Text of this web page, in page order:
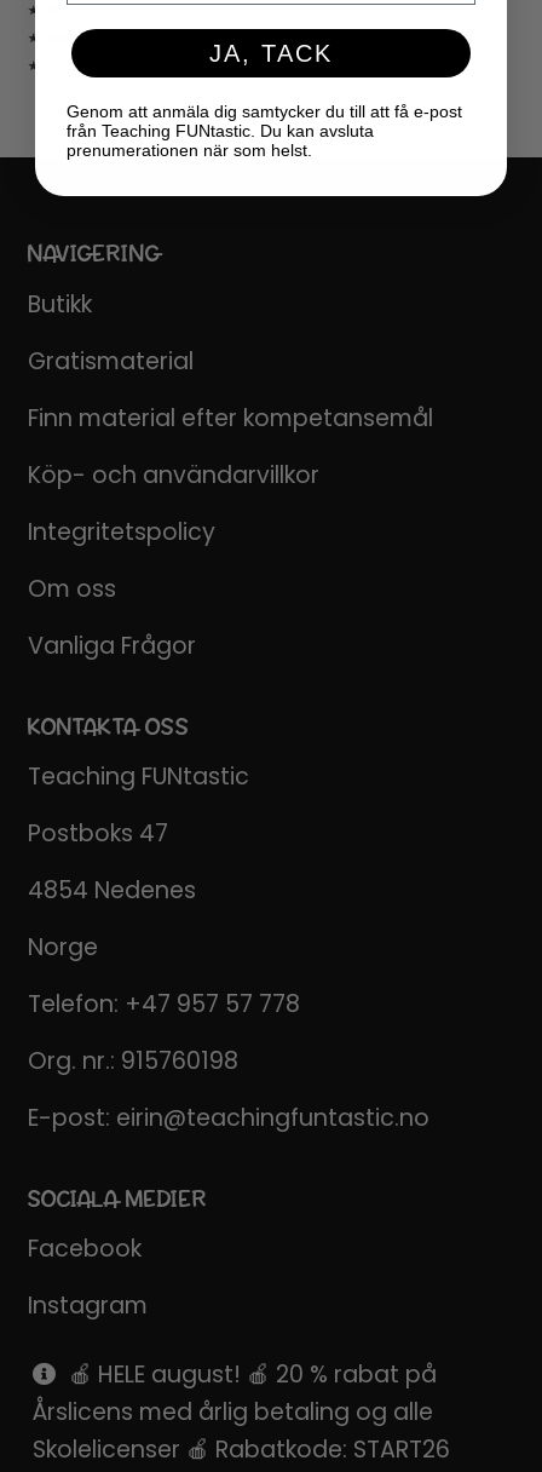
★ SPEL
★ GRATIS
★ LICENSER
NAVIGERING
Butikk
Gratismaterial
Finn material efter kompetansemål
Köp- och användarvillkor
Integritetspolicy
Om oss
Vanliga Frågor
KONTAKTA OSS
Teaching FUNtastic
Postboks 47
4854 Nedenes
Norge
Telefon: +47 957 57 778
Org. nr.: 915760198
E-post: eirin@teachingfuntastic.no
SOCIALA MEDIER
Facebook
Instagram
Pinterest
SnapChat
🍎 HELE august! 🍎 20 % rabat på
Årslicens med årlig betaling og alle
Skolelicenser 🍎 Rabatkode: START26
JA, TACK
Genom att anmäla dig samtycker du till att få e-post
från Teaching FUNtastic. Du kan avsluta
prenumerationen när som helst.